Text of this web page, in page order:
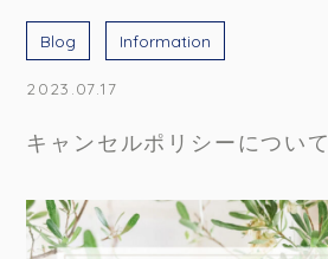
Blog Information
2023.07.17
キャンセルポリシーについて